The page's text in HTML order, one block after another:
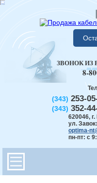
(343) 253-
(343) 352-
620046,
ул.
optima-
пн-пт: с
ЗВОНОК ИЗ
8-